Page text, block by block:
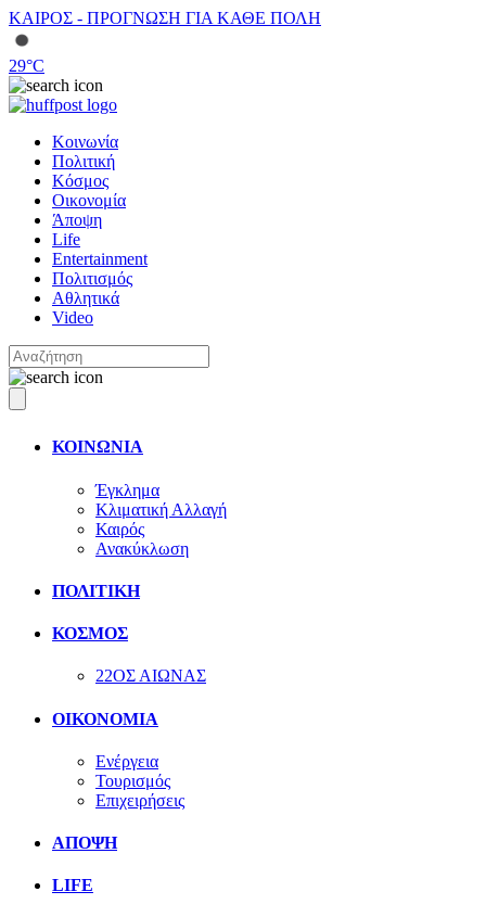
ΚΑΙΡΟΣ - ΠΡΟΓΝΩΣΗ ΓΙΑ ΚΑΘΕ ΠΟΛΗ
29°C
Κοινωνία
Πολιτική
Κόσμος
Οικονομία
Άποψη
Life
Entertainment
Πολιτισμός
Αθλητικά
Video
ΚΟΙΝΩΝΙΑ
Έγκλημα
Κλιματική Αλλαγή
Καιρός
Ανακύκλωση
ΠΟΛΙΤΙΚΗ
ΚΟΣΜΟΣ
22ΟΣ ΑΙΩΝΑΣ
ΟΙΚΟΝΟΜΙΑ
Ενέργεια
Τουρισμός
Επιχειρήσεις
ΑΠΟΨΗ
LIFE